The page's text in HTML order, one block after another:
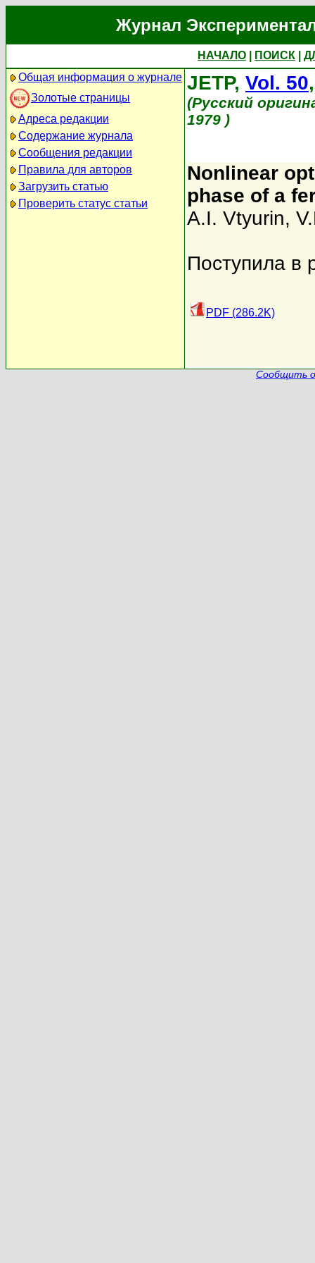
Журнал
НАЧАЛО ПОИСК
Общая информация о журнале
Золотые страницы
Адреса редакции
Содержание журнала
Сообщения редакции
Правила для авторов
Загрузить статью
Проверить статус статьи
JETP, Vol. 50
(Русский
1979 )
Nonlinear
phase of a
A.I. Vtyurin,
Поступила в
PDF (286.2K)
Сообщить о